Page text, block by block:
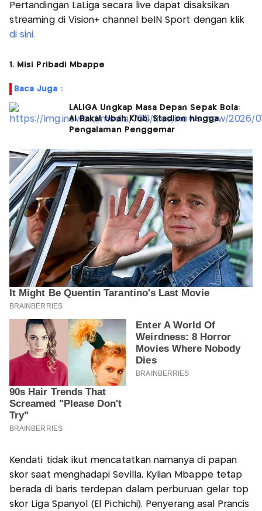
Pertandingan LaLiga secara live dapat disaksikan
streaming di Vision+ channel beIN Sport dengan klik
di sini.
1. Misi Pribadi Mbappe
Baca Juga :
LALIGA Ungkap Masa Depan Sepak Bola:
AI Bakal Ubah Klub, Stadion hingga
Pengalaman Penggemar
Kendati tidak ikut mencatatkan namanya di papan
skor saat menghadapi Sevilla, Kylian Mbappe tetap
berada di baris terdepan dalam perburuan gelar top
skor Liga Spanyol (El Pichichi). Penyerang asal Prancis